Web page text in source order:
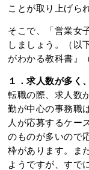
ことが取り上げら
そこで、「営業女
しましょう。（以
がわかる教科書』
１．求人数が多く
転職の際、求人数
勤が中心の事務職
人が応募するケー
のものが多いので
枠があります。ま
ようですが、すで